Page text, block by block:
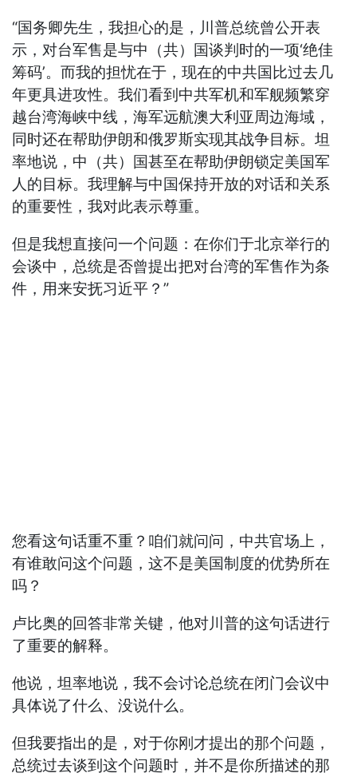
“国务卿先生，我担心的是，川普总统曾公开表
示，对台军售是与中（共）国谈判时的一项‘绝佳
筹码’。而我的担忧在于，现在的中共国比过去几
年更具进攻性。我们看到中共军机和军舰频繁穿
越台湾海峡中线，海军远航澳大利亚周边海域，
同时还在帮助伊朗和俄罗斯实现其战争目标。坦
率地说，中（共）国甚至在帮助伊朗锁定美国军
人的目标。我理解与中国保持开放的对话和关系
的重要性，我对此表示尊重。
但是我想直接问一个问题：在你们于北京举行的
会谈中，总统是否曾提出把对台湾的军售作为条
件，用来安抚习近平？”
您看这句话重不重？咱们就问问，中共官场上，
有谁敢问这个问题，这不是美国制度的优势所在
吗？
卢比奥的回答非常关键，他对川普的这句话进行
了重要的解释。
他说，坦率地说，我不会讨论总统在闭门会议中
具体说了什么、没说什么。
但我要指出的是，对于你刚才提出的那个问题，
总统过去谈到这个问题时，并不是你所描述的那